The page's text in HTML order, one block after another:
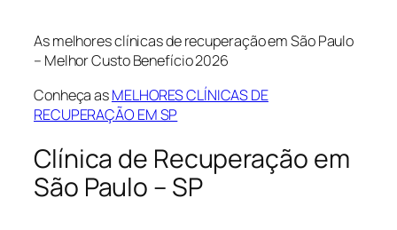
As melhores clínicas de recuperação em São Paulo
– Melhor Custo Benefício 2026
Conheça asMELHORES CLÍNICAS DE
RECUPERAÇÃO EM SP
Clínica de Recuperação em
São Paulo – SP